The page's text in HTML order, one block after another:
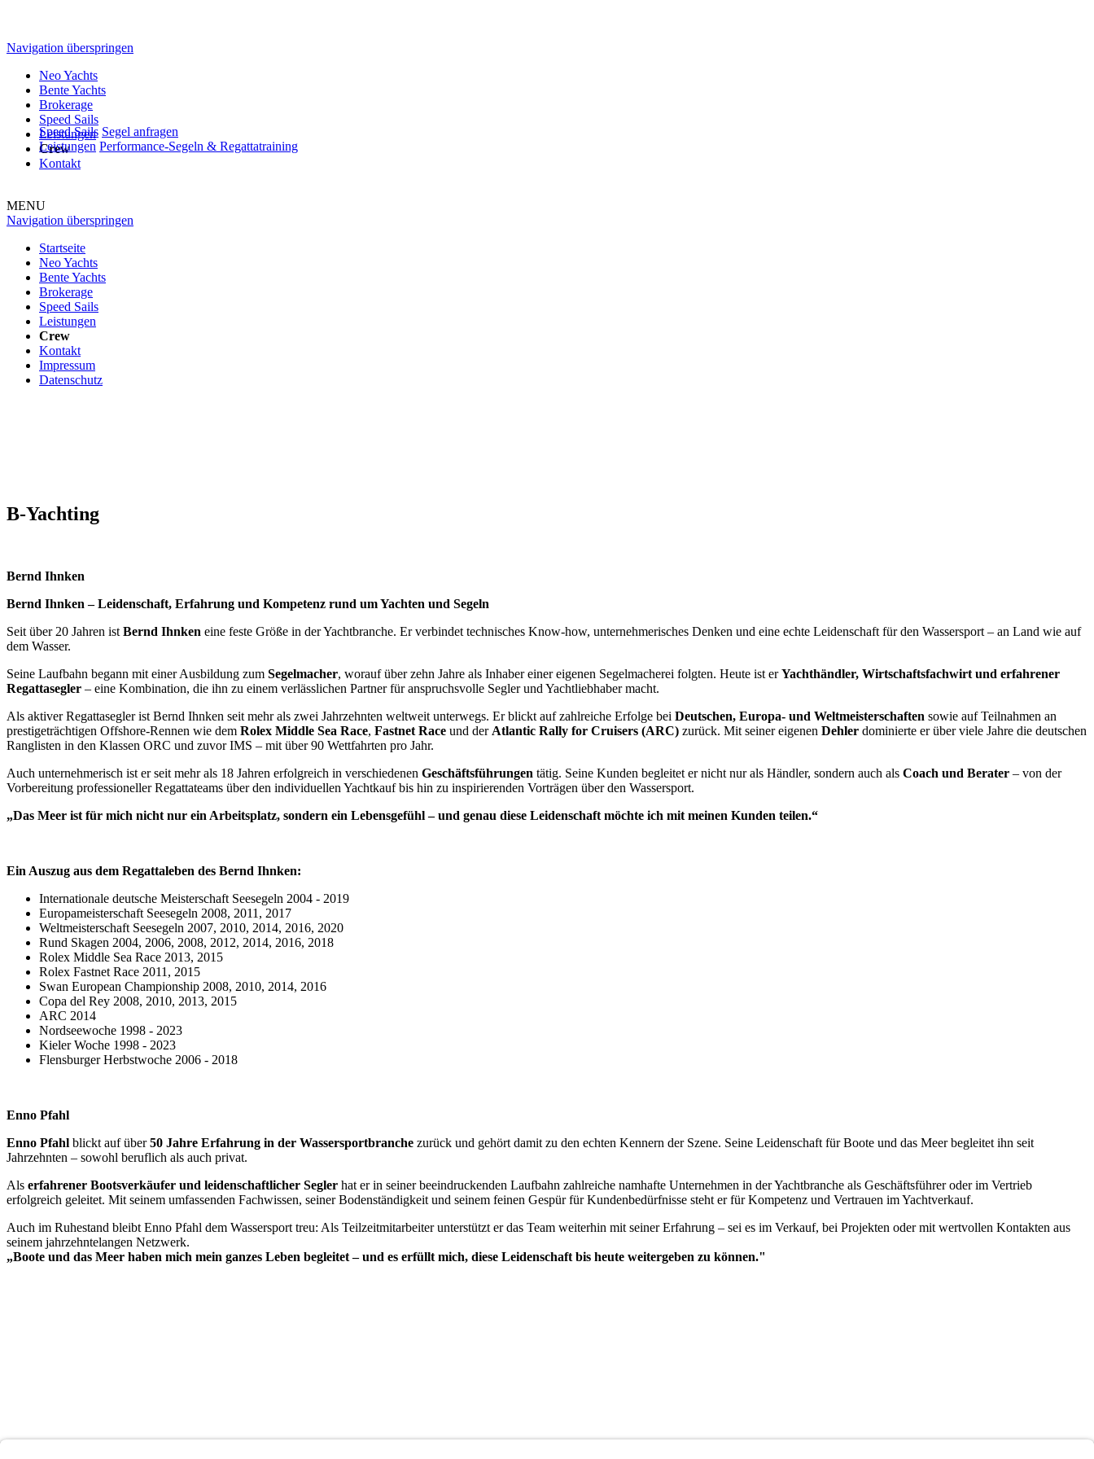
Navigation überspringen
Neo Yachts
Bente Yachts
Brokerage
Speed Sails
Speed Sails Segel anfragen
Leistungen
Leistungen Performance-Segeln & Regattatraining
Crew
Kontakt
MENU
Navigation überspringen
Startseite
Neo Yachts
Bente Yachts
Brokerage
Speed Sails
Leistungen
Crew
Kontakt
Impressum
Datenschutz
B-Yachting
Bernd Ihnken
Bernd Ihnken – Leidenschaft, Erfahrung und Kompetenz rund um Yachten und Segeln
Seit über 20 Jahren ist Bernd Ihnken eine feste Größe in der Yachtbranche. Er verbindet technisches Know-how, unternehmerisches Denken und eine echte Leidenschaft für den Wassersport – an Land wie auf
dem Wasser.
Seine Laufbahn begann mit einer Ausbildung zum Segelmacher, worauf über zehn Jahre als Inhaber einer eigenen Segelmacherei folgten. Heute ist erYachthändler, Wirtschaftsfachwirt und erfahrener
Regattasegler – eine Kombination, die ihn zu einem verlässlichen Partner für anspruchsvolle Segler und Yachtliebhaber macht.
Als aktiver Regattasegler ist Bernd Ihnken seit mehr als zwei Jahrzehnten weltweit unterwegs. Er blickt auf zahlreiche Erfolge bei Deutschen, Europa- und Weltmeisterschaften sowie auf Teilnahmen an
prestigeträchtigen Offshore-Rennen wie dem Rolex Middle Sea Race, Fastnet Race und der Atlantic Rally for Cruisers (ARC) zurück. Mit seiner eigenen Dehler dominierte er über viele Jahre die deutschen
Ranglisten in den Klassen ORC und zuvor IMS – mit über 90 Wettfahrten pro Jahr.
Auch unternehmerisch ist er seit mehr als 18 Jahren erfolgreich in verschiedenen Geschäftsführungen tätig. Seine Kunden begleitet er nicht nur als Händler, sondern auch als Coach und Berater – von der
Vorbereitung professioneller Regattateams über den individuellen Yachtkauf bis hin zu inspirierenden Vorträgen über den Wassersport.
„Das Meer ist für mich nicht nur ein Arbeitsplatz, sondern ein Lebensgefühl – und genau diese Leidenschaft möchte ich mit meinen Kunden teilen.“
Ein Auszug aus dem Regattaleben des Bernd Ihnken:
Internationale deutsche Meisterschaft Seesegeln 2004 - 2019
Europameisterschaft Seesegeln 2008, 2011, 2017
Weltmeisterschaft Seesegeln 2007, 2010, 2014, 2016, 2020
Rund Skagen 2004, 2006, 2008, 2012, 2014, 2016, 2018
Rolex Middle Sea Race 2013, 2015
Rolex Fastnet Race 2011, 2015
Swan European Championship 2008, 2010, 2014, 2016
Copa del Rey 2008, 2010, 2013, 2015
ARC 2014
Nordseewoche 1998 - 2023
Kieler Woche 1998 - 2023
Flensburger Herbstwoche 2006 - 2018
Enno Pfahl
Enno Pfahl blickt auf über50 Jahre Erfahrung in der Wassersportbranche zurück und gehört damit zu den echten Kennern der Szene. Seine Leidenschaft für Boote und das Meer begleitet ihn seit
Jahrzehnten – sowohl beruflich als auch privat.
Als erfahrener Bootsverkäufer und leidenschaftlicher Segler hat er in seiner beeindruckenden Laufbahn zahlreiche namhafte Unternehmen in der Yachtbranche als Geschäftsführer oder im Vertrieb
erfolgreich geleitet. Mit seinem umfassenden Fachwissen, seiner Bodenständigkeit und seinem feinen Gespür für Kundenbedürfnisse steht er für Kompetenz und Vertrauen im Yachtverkauf.
Auch im Ruhestand bleibt Enno Pfahl dem Wassersport treu: Als Teilzeitmitarbeiter unterstützt er das Team weiterhin mit seiner Erfahrung – sei es im Verkauf, bei Projekten oder mit wertvollen Kontakten aus
seinem jahrzehntelangen Netzwerk.
„Boote und das Meer haben mich mein ganzes Leben begleitet – und es erfüllt mich, diese Leidenschaft bis heute weitergeben zu können."